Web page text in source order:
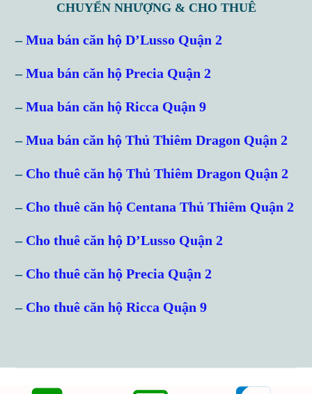
CHUYỂN NHƯỢNG & CHO THUÊ
–Mua bán căn hộ D’Lusso Quận 2
–Mua bán căn hộ Precia Quận 2
–Mua bán căn hộ Ricca Quận 9
–Mua bán căn hộ Thủ Thiêm Dragon Quận 2
– Cho thuê căn hộ Thủ Thiêm Dragon Quận 2
– Cho thuê căn hộ Centana Thủ Thiêm Quận 2
– Cho thuê căn hộ D’Lusso Quận 2
– Cho thuê căn hộ Precia Quận 2
– Cho thuê căn hộ Ricca Quận 9
Don't have an account?Sign Up
Username